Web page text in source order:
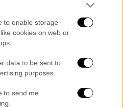
to enable storage
cookies on web or
data to be sent to
purposes.
to send me
πρωταγωνιστές
του Eurobasket. Η
παρουσία της στα νοκ
καθώς θα είναι η 3η
η ομάδα του
υποχώρησε στο 2-3 και